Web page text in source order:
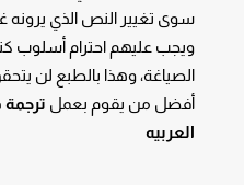
سوى تغيير النص الذي يرونه
ويجب عليهم احترام أسلوب
الصياغة، وهذا بالطبع لن
أفضل من يقوم بعمل ترجمة
العربيه